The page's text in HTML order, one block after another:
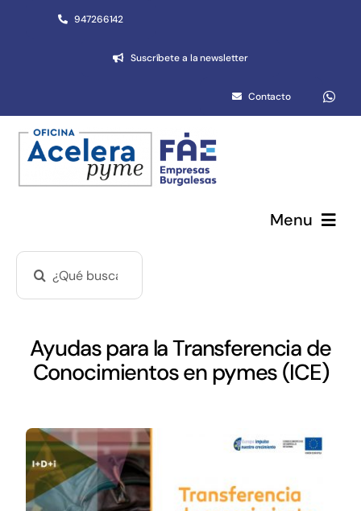
947266142
Suscríbete a la newsletter
Contacto
Menu
Networking
Ayudas para la Transferencia de
Conocimientos en pymes (ICE)